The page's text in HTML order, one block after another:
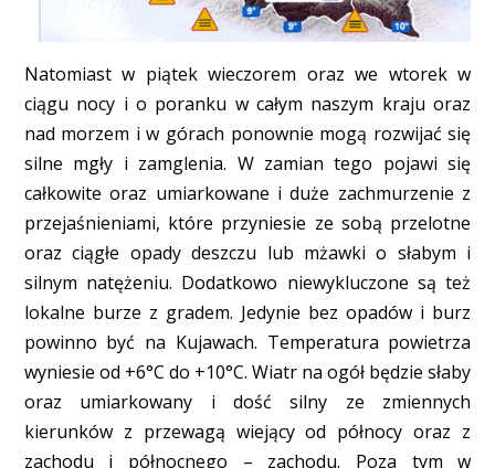
Natomiast w piątek wieczorem oraz we wtorek w
ciągu nocy i o poranku w całym naszym kraju oraz
nad morzem i w górach ponownie mogą rozwijać się
silne mgły i zamglenia. W zamian tego pojawi się
całkowite oraz umiarkowane i duże zachmurzenie z
przejaśnieniami, które przyniesie ze sobą przelotne
oraz ciągłe opady deszczu lub mżawki o słabym i
silnym natężeniu. Dodatkowo niewykluczone są też
lokalne burze z gradem. Jedynie bez opadów i burz
powinno być na Kujawach. Temperatura powietrza
wyniesie od +6°C do +10°C. Wiatr na ogół będzie słaby
oraz umiarkowany i dość silny ze zmiennych
kierunków z przewagą wiejący od północy oraz z
zachodu i północnego – zachodu. Poza tym w